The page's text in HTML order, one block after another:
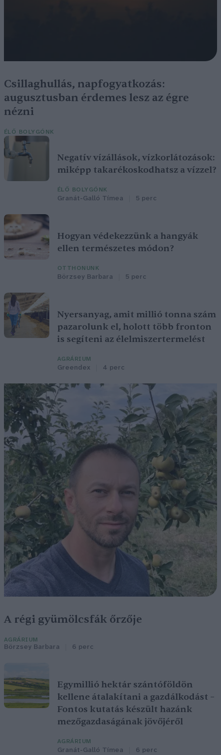
Csillaghullás, napfogyatkozás:
augusztusban érdemes lesz az égre
nézni
ÉLŐ BOLYGÓNK
Negatív vízállások, vízkorlátozások:
miképp takarékoskodhatsz a vízzel?
ÉLŐ BOLYGÓNK
Granát-Galló Tímea 5 perc
Hogyan védekezzünk a hangyák
ellen természetes módon?
OTTHONUNK
Börzsey Barbara 5 perc
Nyersanyag, amit millió tonna szám
pazarolunk el, holott több fronton
is segíteni az élelmiszertermelést
AGRÁRIUM
Greendex 4 perc
A régi gyümölcsfák őrzője
AGRÁRIUM
Börzsey Barbara 6 perc
Egymillió hektár szántóföldön
kellene átalakítani a gazdálkodást –
Fontos kutatás készült hazánk
mezőgazdaságának jövőjéről
AGRÁRIUM
Granát-Galló Tímea 6 perc